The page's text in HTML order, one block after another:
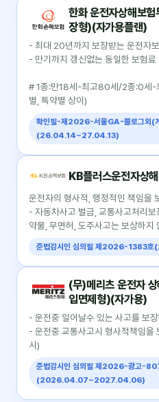
한화 운전자상해보
장형)(자가용플랜)
- 최대 20년까지 보장받는 운전자
- 만기까지 갱신없는 동일한 보험료
# 1종:만18세-최고80세/2종:0세-
별, 특약별 상이)
확인필-제2026-서울GA-블로그외(
(26.04.14~27.04.13)
KB플러스운전자
운전자의 형사적, 행정적인 책임을
- 자동차사고 벌금, 교통사고처리보
약물, 무면허, 도주사고는 보상하지
준법감시인 심의필 제2026-
(무)메리츠 운전자
입면제형)(자가용)
- 운전중 일어날수 있는 사고를 보
- 운전중 교통사고시 형사적책임을
시)
준법감시인 심의필 제2026-광고-
(2026.04.07~2027.04.06)